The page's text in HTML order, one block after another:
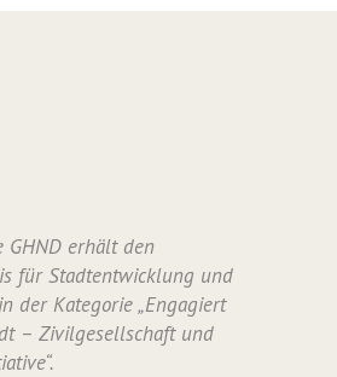
GHND erhält den
für Stadtentwicklung und
der Kategorie „Engagiert
– Zivilgesellschaft und